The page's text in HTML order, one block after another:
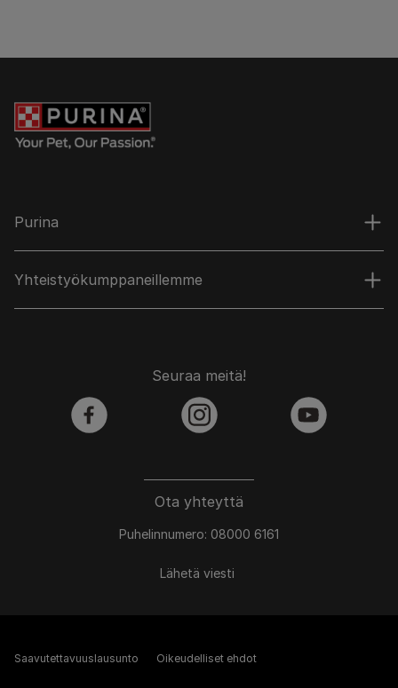
Purina
Yhteistyökumppaneillemme
Ota yhteyttä
Puhelinnumero: 08000 6161
Lähetä viesti
Seuraa meitä!
facebook instagram youtube
Saavutettavuuslausunto Oikeudelliset ehdot